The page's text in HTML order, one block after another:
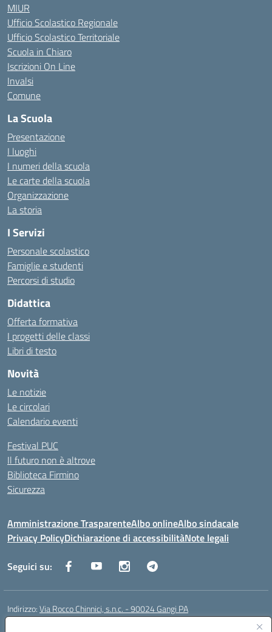
MIUR
Ufficio Scolastico Regionale
Ufficio Scolastico Territoriale
Scuola in Chiaro
Iscrizioni On Line
Invalsi
Comune
La Scuola
Presentazione
I luoghi
I numeri della scuola
Le carte della scuola
Organizzazione
La storia
I Servizi
Personale scolastico
Famiglie e studenti
Percorsi di studio
Didattica
Offerta formativa
I progetti delle classi
Libri di testo
Novità
Le notizie
Le circolari
Calendario eventi
Festival PUC
Il futuro non è altrove
Biblioteca Firmino
Sicurezza
Amministrazione TrasparenteAlbo onlineAlbo sindacale
Privacy PolicyDichiarazione di accessibilitàNote legali
Seguici su:
Indirizzo:Via Rocco Chinnici, s.n.c. - 90024 Gangi PA
Centralino: